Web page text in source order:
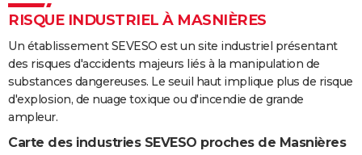
RISQUE INDUSTRIEL À MASNIÈRES
Un établissement SEVESO est un site industriel présentant
des risques d'accidents majeurs liés à la manipulation de
substances dangereuses. Le seuil haut implique plus de risque
d'explosion, de nuage toxique ou d'incendie de grande
ampleur.
Carte des industries SEVESO proches de Masnières